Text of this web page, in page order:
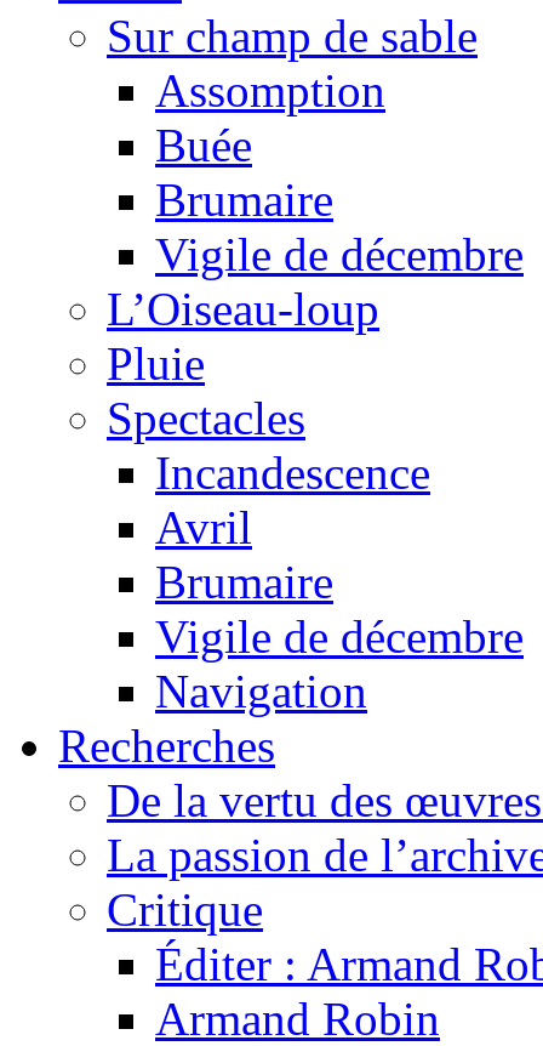
Sur champ de sable
Assomption
Buée
Brumaire
Vigile de décembre
L’Oiseau-loup
Pluie
Spectacles
Incandescence
Avril
Brumaire
Vigile de décembre
Navigation
Recherches
De la vertu des
La passion de
Critique
Éditer : Armand
Armand Robin